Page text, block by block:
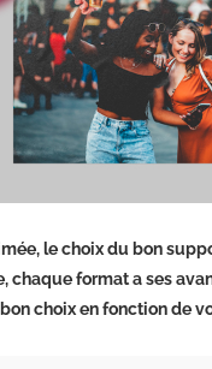
le choix du bon
chaque format a ses
choix en fonction de